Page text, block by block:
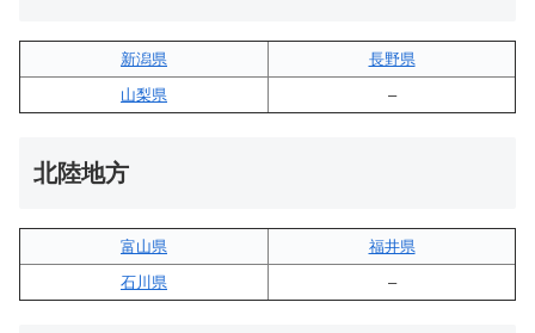
新潟県
長野県
山梨県
–
北陸地方
富山県
福井県
石川県
–